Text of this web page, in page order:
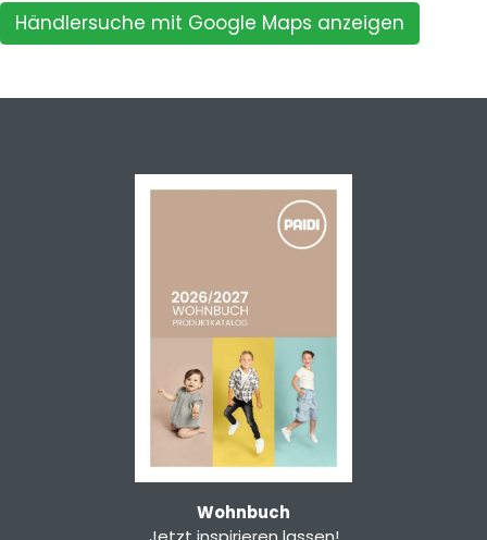
Händlersuche mit Google Maps anzeigen
Wohnbuch